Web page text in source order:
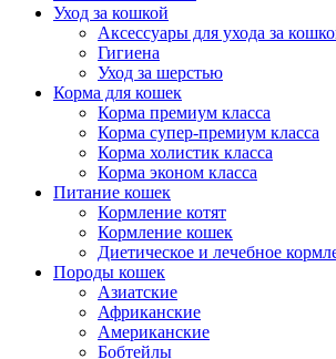
Уход за кошкой
Аксессуары для ухода за
Гигиена
Уход за шерстью
Корма для кошек
Корма премиум класса
Корма супер-премиум класса
Корма холистик класса
Корма эконом класса
Питание кошек
Кормление котят
Кормление кошек
Диетическое и лечебное
Породы кошек
Азиатские
Африканские
Американские
Бобтейлы